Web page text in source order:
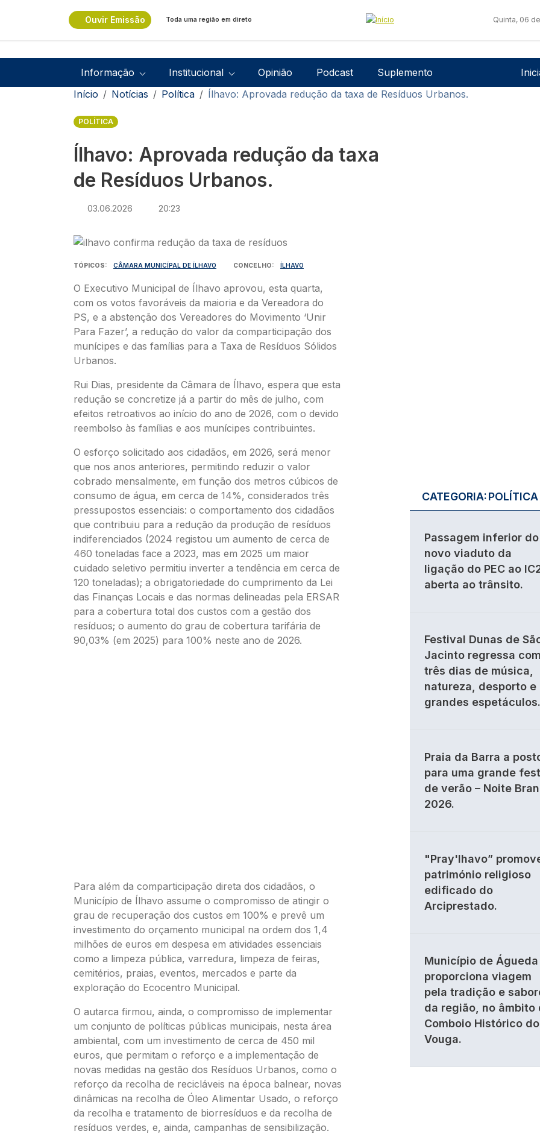
Ouvir Emissão Toda uma região em direto Quinta, 06
Navegação principal
Informação Institucional Opinião Podcast Suplemento
Navegação estrutural
Início Notícias Política Ílhavo: Aprovada redução da taxa de Resíduos Urbanos.
POLÍTICA
Ílhavo: Aprovada redução da taxa
de Resíduos Urbanos.
03.06.2026 20:23
Imagem
TÓPICOS CÂMARA MUNICÍPAL DE ÍLHAVO CONCELHO ÍLHAVO
O Executivo Municipal de Ílhavo aprovou, esta quarta,
com os votos favoráveis da maioria e da Vereadora do
PS, e a abstenção dos Vereadores do Movimento ‘Unir
Para Fazer’, a redução do valor da comparticipação dos
munícipes e das famílias para a Taxa de Resíduos Sólidos
Urbanos.
Rui Dias, presidente da Câmara de Ílhavo, espera que esta
redução se concretize já a partir do mês de julho, com
efeitos retroativos ao início do ano de 2026, com o devido
reembolso às famílias e aos munícipes contribuintes.
O esforço solicitado aos cidadãos, em 2026, será menor
que nos anos anteriores, permitindo reduzir o valor
cobrado mensalmente, em função dos metros cúbicos de
consumo de água, em cerca de 14%, considerados três
pressupostos essenciais: o comportamento dos cidadãos
que contribuiu para a redução da produção de resíduos
indiferenciados (2024 registou um aumento de cerca de
460 toneladas face a 2023, mas em 2025 um maior
cuidado seletivo permitiu inverter a tendência em cerca de
120 toneladas); a obrigatoriedade do cumprimento da Lei
das Finanças Locais e das normas delineadas pela ERSAR
para a cobertura total dos custos com a gestão dos
resíduos; o aumento do grau de cobertura tarifária de
90,03% (em 2025) para 100% neste ano de 2026.
Para além da comparticipação direta dos cidadãos, o
Município de Ílhavo assume o compromisso de atingir o
grau de recuperação dos custos em 100% e prevê um
investimento do orçamento municipal na ordem dos 1,4
milhões de euros em despesa em atividades essenciais
como a limpeza pública, varredura, limpeza de feiras,
cemitérios, praias, eventos, mercados e parte da
exploração do Ecocentro Municipal.
O autarca firmou, ainda, o compromisso de implementar
um conjunto de políticas públicas municipais, nesta área
ambiental, com um investimento de cerca de 450 mil
euros, que permitam o reforço e a implementação de
novas medidas na gestão dos Resíduos Urbanos, como o
reforço da recolha de recicláveis na época balnear, novas
dinâmicas na recolha de Óleo Alimentar Usado, o reforço
da recolha e tratamento de biorresíduos e da recolha de
resíduos verdes, e, ainda, campanhas de sensibilização.
CATEGORIA:POLÍTICA
Passagem inferior do
novo viaduto da
ligação do PEC ao
aberta ao trânsito.
Festival Dunas de
Jacinto regressa com
três dias de música,
natureza, desporto e
grandes espetáculos.
Praia da Barra a
para uma grande
de verão – Noite
2026.
"Pray'lhavo”
património religioso
edificado do
Arciprestado.
Município de Águeda
proporciona viagem
pela tradição e
da região, no âmbito
Comboio Histórico do
Vouga.